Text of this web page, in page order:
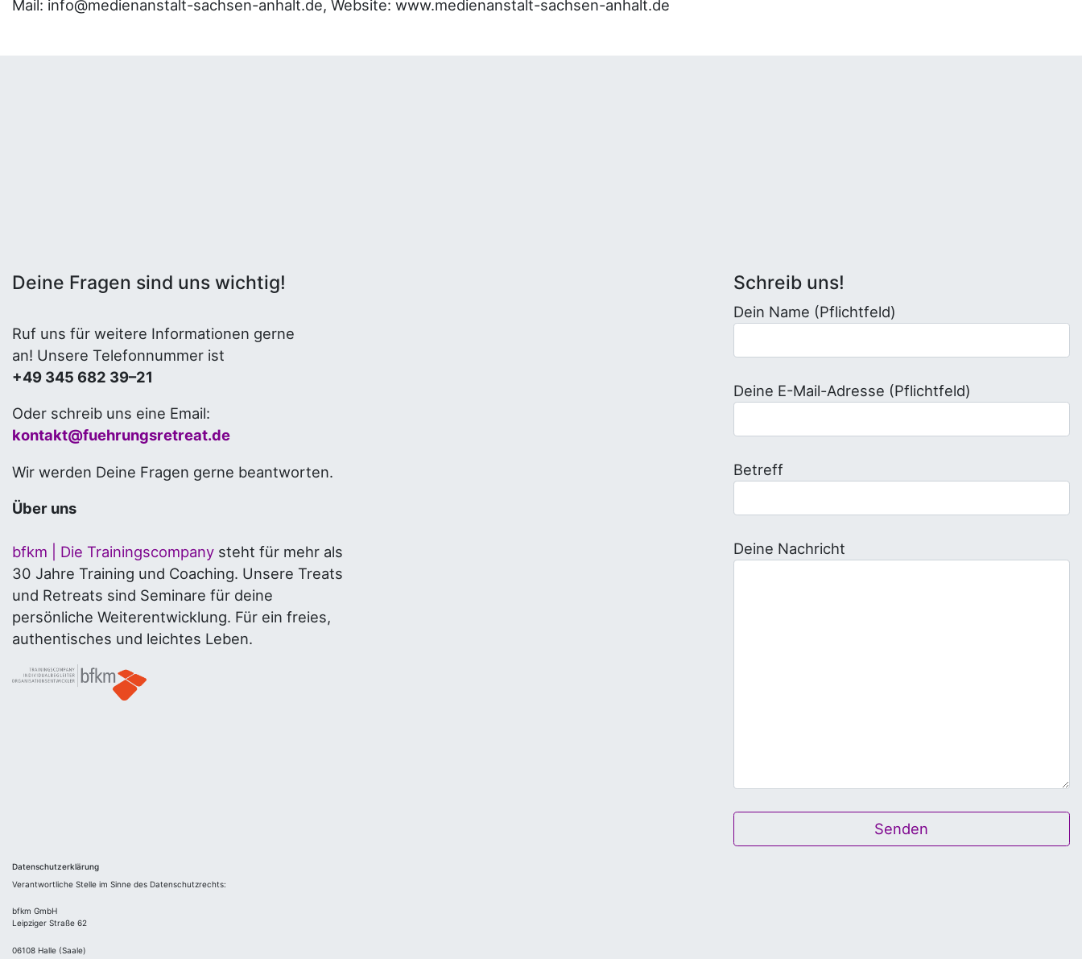
Mail: info@medienanstalt-sachsen-anhalt.de, Website: www.medienanstalt-sachsen-anhalt.de
Deine Fragen sind uns wichtig!
Ruf uns für weitere Informationen gerne
an! Unsere Telefonnummer ist
+49 345 682 39–21
Oder schreib uns eine Email:
kontakt@fuehrungsretreat.de
Wir werden Deine Fragen gerne beantworten.
Über uns
bfkm | Die Trainingscompany steht für mehr als
30 Jahre Training und Coaching. Unsere Treats
und Retreats sind Seminare für deine
persönliche Weiterentwicklung. Für ein freies,
authentisches und leichtes Leben.
Schreib uns!
Dein Name (Pflichtfeld)
Deine E-Mail-Adresse (Pflichtfeld)
Betreff
Deine Nachricht
Datenschutzerklärung
Verantwortliche Stelle im Sinne des Datenschutzrechts:
bfkm GmbH
Leipziger Straße 62
06108 Halle (Saale)